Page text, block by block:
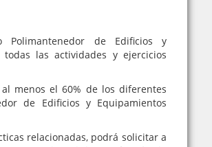
de Edificios y
las actividades y ejercicios
menos el 60% de los diferentes
de Edificios y Equipamientos
relacionadas, podrá solicitar a